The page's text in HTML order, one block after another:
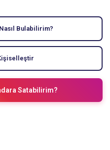
Bulabilirim?
Satabilirim?